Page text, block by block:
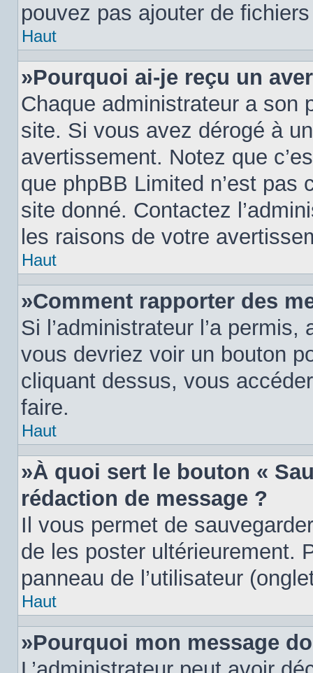
pouvez pas ajouter de
Haut
»Pourquoi ai-je reçu un
Chaque administrateur a son
site. Si vous avez dérogé à
avertissement. Notez que
que phpBB Limited n’est pas
site donné. Contactez
les raisons de votre
Haut
»Comment rapporter des
Si l’administrateur l’a
vous devriez voir un bouton
cliquant dessus, vous
faire.
Haut
»À quoi sert le bouton «
rédaction de message ?
Il vous permet de
de les poster ultérieurement.
panneau de l’utilisateur
Haut
»Pourquoi mon message